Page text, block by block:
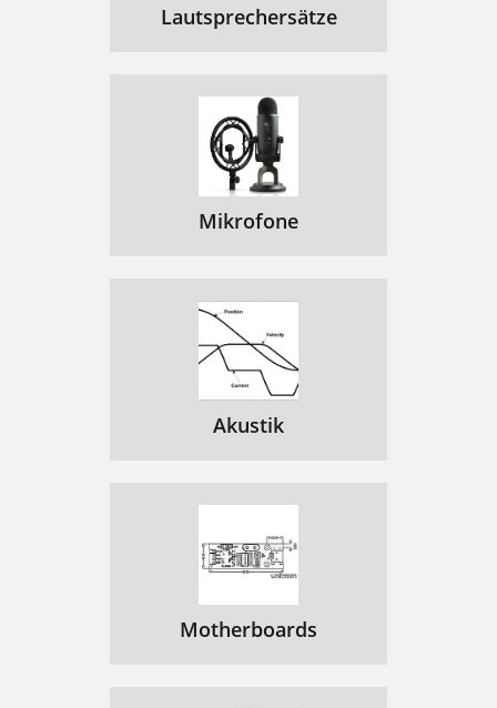
Lautsprechersätze
Mikrofone
Akustik
Motherboards